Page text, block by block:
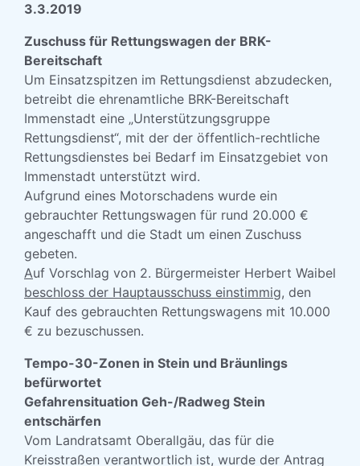
3.3.2019
Zuschuss für Rettungswagen der BRK-
Bereitschaft
Um Einsatzspitzen im Rettungsdienst abzudecken,
betreibt die ehrenamtliche BRK-Bereitschaft
Immenstadt eine „Unterstützungsgruppe
Rettungsdienst“, mit der der öffentlich-rechtliche
Rettungsdienstes bei Bedarf im Einsatzgebiet von
Immenstadt unterstützt wird.
Aufgrund eines Motorschadens wurde ein
gebrauchter Rettungswagen für rund 20.000 €
angeschafft und die Stadt um einen Zuschuss
gebeten.
Auf Vorschlag von 2. Bürgermeister Herbert Waibel
beschloss der Hauptausschuss einstimmig, den
Kauf des gebrauchten Rettungswagens mit 10.000
€ zu bezuschussen.
Tempo-30-Zonen in Stein und Bräunlings
befürwortet
Gefahrensituation Geh-/Radweg Stein
entschärfen
Vom Landratsamt Oberallgäu, das für die
Kreisstraßen verantwortlich ist, wurde der Antrag